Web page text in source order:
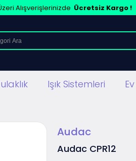
Alışverişlerinizde Ücretsiz Kargo !
Işık Sistemleri
Audac
Audac CPR12